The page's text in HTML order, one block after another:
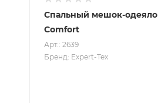
Спальный мешок-одеяло
Comfort
Арт.: 2639
Бренд: Expert-Tex